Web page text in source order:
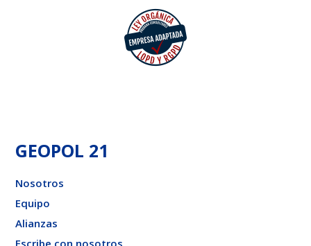
GEOPOL 21
Nosotros
Equipo
Alianzas